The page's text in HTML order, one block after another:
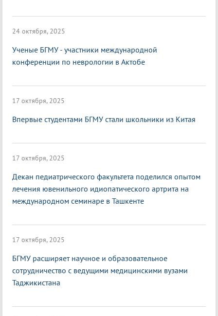
24 октября, 2025
Ученые БГМУ - участники международной
конференции по неврологии в Актобе
17 октября, 2025
Впервые студентами БГМУ стали школьники из Китая
17 октября, 2025
Декан педиатрического факультета поделился опытом
лечения ювенильного идиопатического артрита на
международном семинаре в Ташкенте
17 октября, 2025
БГМУ расширяет научное и образовательное
сотрудничество с ведущими медицинскими вузами
Таджикистана